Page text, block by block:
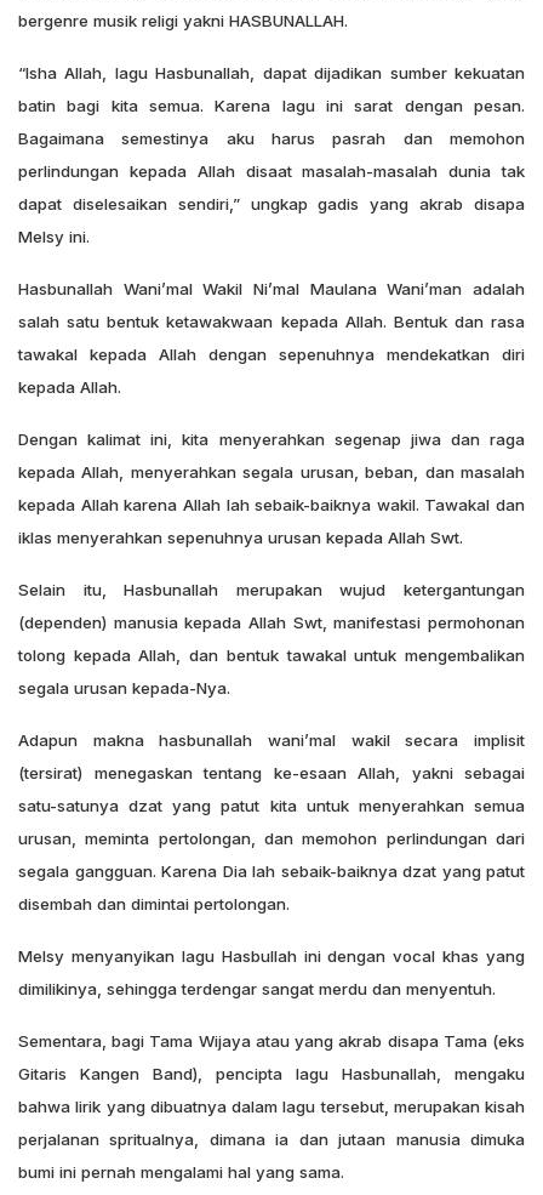
bergenre musik religi yakni HASBUNALLAH.
“Isha Allah, lagu Hasbunallah, dapat dijadikan sumber kekuatan
batin bagi kita semua. Karena lagu ini sarat dengan pesan.
Bagaimana semestinya aku harus pasrah dan memohon
perlindungan kepada Allah disaat masalah-masalah dunia tak
dapat diselesaikan sendiri,” ungkap gadis yang akrab disapa
Melsy ini.
Hasbunallah Wani’mal Wakil Ni’mal Maulana Wani’man adalah
salah satu bentuk ketawakwaan kepada Allah. Bentuk dan rasa
tawakal kepada Allah dengan sepenuhnya mendekatkan diri
kepada Allah.
Dengan kalimat ini, kita menyerahkan segenap jiwa dan raga
kepada Allah, menyerahkan segala urusan, beban, dan masalah
kepada Allah karena Allah lah sebaik-baiknya wakil. Tawakal dan
iklas menyerahkan sepenuhnya urusan kepada Allah Swt.
Selain itu, Hasbunallah merupakan wujud ketergantungan
(dependen) manusia kepada Allah Swt, manifestasi permohonan
tolong kepada Allah, dan bentuk tawakal untuk mengembalikan
segala urusan kepada-Nya.
Adapun makna hasbunallah wani’mal wakil secara implisit
(tersirat) menegaskan tentang ke-esaan Allah, yakni sebagai
satu-satunya dzat yang patut kita untuk menyerahkan semua
urusan, meminta pertolongan, dan memohon perlindungan dari
segala gangguan. Karena Dia lah sebaik-baiknya dzat yang patut
disembah dan dimintai pertolongan.
Melsy menyanyikan lagu Hasbullah ini dengan vocal khas yang
dimilikinya, sehingga terdengar sangat merdu dan menyentuh.
Sementara, bagi Tama Wijaya atau yang akrab disapa Tama (eks
Gitaris Kangen Band), pencipta lagu Hasbunallah, mengaku
bahwa lirik yang dibuatnya dalam lagu tersebut, merupakan kisah
perjalanan spritualnya, dimana ia dan jutaan manusia dimuka
bumi ini pernah mengalami hal yang sama.